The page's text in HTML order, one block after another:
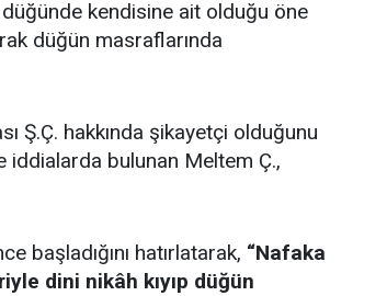
düğünde kendisine ait olduğu öne
düğün masraflarında
Ş.Ç. hakkında şikayetçi olduğunu
iddialarda bulunan Meltem Ç.,
başladığını hatırlatarak, “Nafaka
dini nikâh kıyıp düğün